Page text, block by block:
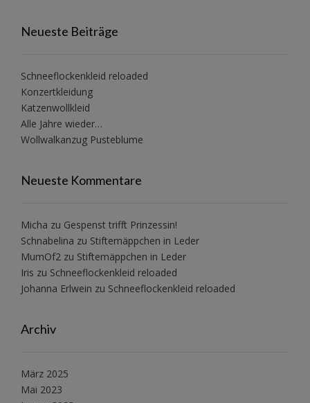
Neueste Beiträge
Schneeflockenkleid reloaded
Konzertkleidung
Katzenwollkleid
Alle Jahre wieder…
Wollwalkanzug Pusteblume
Neueste Kommentare
Micha zu Gespenst trifft Prinzessin!
Schnabelina zu Stiftemäppchen in Leder
MumOf2 zu Stiftemäppchen in Leder
Iris zu Schneeflockenkleid reloaded
Johanna Erlwein zu Schneeflockenkleid reloaded
Archiv
März 2025
Mai 2023